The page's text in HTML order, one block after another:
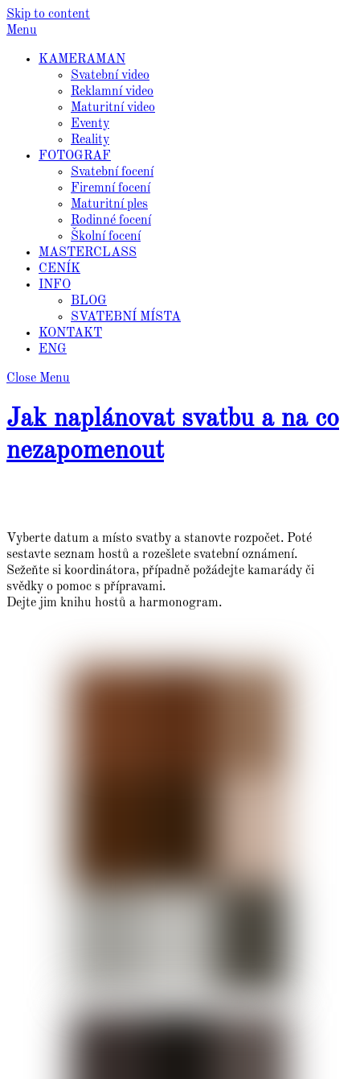
Skip to content
Menu
KAMERAMAN
Svatební video
Reklamní video
Maturitní video
Eventy
Reality
FOTOGRAF
Svatební focení
Firemní focení
Maturitní ples
Rodinné focení
Školní focení
MASTERCLASS
CENÍK
INFO
BLOG
SVATEBNÍ MÍSTA
KONTAKT
ENG
Close Menu
Jak naplánovat svatbu a na co
nezapomenout
Vyberte datum a místo svatby a stanovte rozpočet. Poté
sestavte seznam hostů a rozešlete svatební oznámení.
Sežeňte si koordinátora, případně požádejte kamarády či
svědky o pomoc s přípravami.
Dejte jim knihu hostů a harmonogram.